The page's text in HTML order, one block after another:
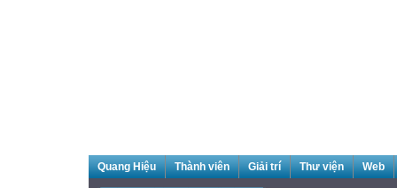
Quang Hiệu Thành viên Giải trí Thư viện Web